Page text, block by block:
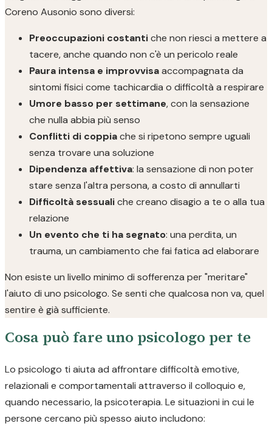
Coreno Ausonio sono diversi:
Preoccupazioni costantiche non riesci a mettere a
tacere, anche quando non c'è un pericolo reale
Paura intensa e improvvisaaccompagnata da
sintomi fisici come tachicardia o difficoltà a respirare
Umore basso per settimane, con la sensazione
che nulla abbia più senso
Conflitti di coppiache si ripetono sempre uguali
senza trovare una soluzione
Dipendenza affettiva: la sensazione di non poter
stare senza l'altra persona, a costo di annullarti
Difficoltà sessualiche creano disagio a te o alla tua
relazione
Un evento che ti ha segnato: una perdita, un
trauma, un cambiamento che fai fatica ad elaborare
Non esiste un livello minimo di sofferenza per "meritare"
l'aiuto di uno psicologo. Se senti che qualcosa non va, quel
sentire è già sufficiente.
Cosa può fare uno psicologo per te
Lo psicologo ti aiuta ad affrontare difficoltà emotive,
relazionali e comportamentali attraverso il colloquio e,
quando necessario, la psicoterapia. Le situazioni in cui le
persone cercano più spesso aiuto includono: